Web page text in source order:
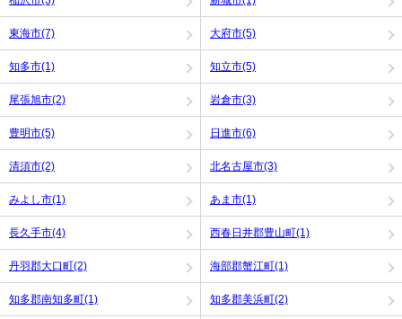
東海市(7) 大府市(5)
知多市(1) 知立市(5)
尾張旭市(2) 岩倉市(3)
豊明市(5) 日進市(6)
清須市(2) 北名古屋市(3)
みよし市(1) あま市(1)
長久手市(4) 西春日井郡豊山町(1)
丹羽郡大口町(2) 海部郡蟹江町(1)
知多郡南知多町(1) 知多郡美浜町(2)